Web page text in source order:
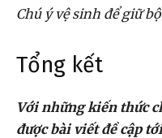
Chú ý vệ sinh để giữ
Tổng kết
Với những kiến thức
được bài viết đề cập